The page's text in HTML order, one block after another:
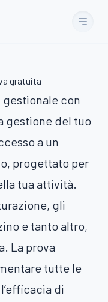
gratuita
gestionale con
gestione del tuo
a un
progettato per
tua attività.
gli
e tanto altro,
La prova
tutte le
di